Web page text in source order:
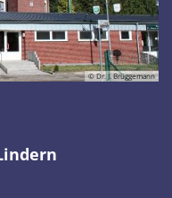
© Dr. J. Brüggemann